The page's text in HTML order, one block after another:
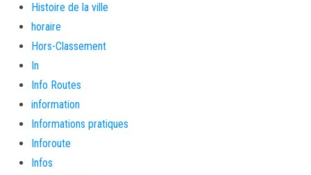
Histoire de la ville
horaire
Hors-Classement
In
Info Routes
information
Informations pratiques
Inforoute
Infos